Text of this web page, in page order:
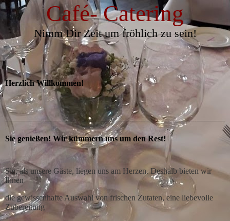
Café- Catering
Nimm Dir Zeit um fröhlich zu sein!
Herzlich Willkommen!
Sie genießen! Wir kümmern uns um den Rest!
Sie, als unsere Gäste, liegen uns am Herzen. Deshalb bieten wir
Ihnen
die gewissenhafte Auswahl von frischen Zutaten, eine liebevolle
Zubereitung